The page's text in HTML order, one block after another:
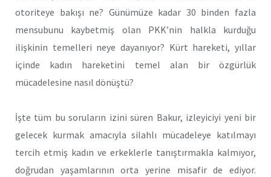
otoriteye bakışı ne? Günümüze kadar 30 binden fazla
mensubunu kaybetmiş olan PKK’nin halkla kurduğu
ilişkinin temelleri neye dayanıyor? Kürt hareketi, yıllar
içinde kadın hareketini temel alan bir özgürlük
mücadelesine nasıl dönüştü?
İşte tüm bu soruların izini süren Bakur, izleyiciyi yeni bir
gelecek kurmak amacıyla silahlı mücadeleye katılmayı
tercih etmiş kadın ve erkeklerle tanıştırmakla kalmıyor,
doğrudan yaşamlarının orta yerine misafir de ediyor.